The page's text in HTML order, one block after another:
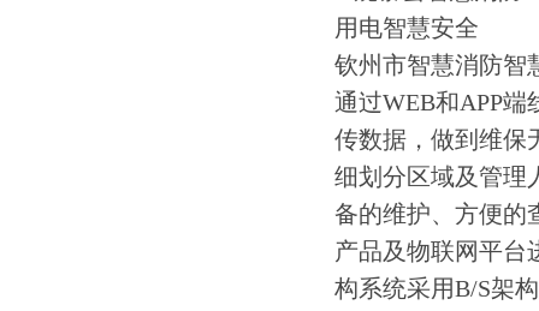
钦州市智慧消防智
通过WEB和APP
传数据，做到维保
细划分区域及管理
备的维护、方便的
产品及物联网平台
构系统采用B/S架